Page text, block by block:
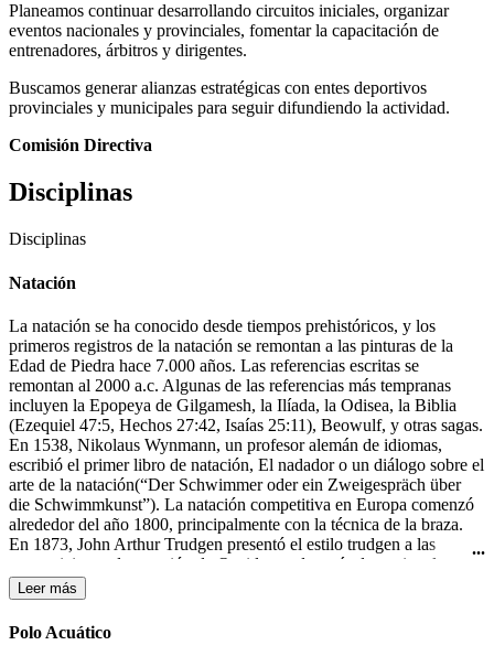
Planeamos continuar desarrollando circuitos iniciales, organizar
eventos nacionales y provinciales, fomentar la capacitación de
entrenadores, árbitros y dirigentes.
Buscamos generar alianzas estratégicas con entes deportivos
provinciales y municipales para seguir difundiendo la actividad.
Comisión Directiva
Disciplinas
Disciplinas
Natación
La natación se ha conocido desde tiempos prehistóricos, y los
primeros registros de la natación se remontan a las pinturas de la
Edad de Piedra hace 7.000 años. Las referencias escritas se
remontan al 2000 a.c. Algunas de las referencias más tempranas
incluyen la Epopeya de Gilgamesh, la Ilíada, la Odisea, la Biblia
(Ezequiel 47:5, Hechos 27:42, Isaías 25:11), Beowulf, y otras sagas.
En 1538, Nikolaus Wynmann, un profesor alemán de idiomas,
escribió el primer libro de natación, El nadador o un diálogo sobre el
arte de la natación(“Der Schwimmer oder ein Zweigespräch über
die Schwimmkunst”). La natación competitiva en Europa comenzó
alrededor del año 1800, principalmente con la técnica de la braza.
En 1873, John Arthur Trudgen presentó el estilo trudgen a las
competiciones de natación de Occidente, después de copiar el estilo
crol utilizado por los nativos americanos. Debido a la indiferencia
británica para las salpicaduras, Trudgen empleó una patada de tijera
en lugar de la patada de estilo crol. La natación formó parte de los
primeros Juegos Olímpicos modernos en 1896 en Atenas. En 1902
Leer más
Polo Acuático